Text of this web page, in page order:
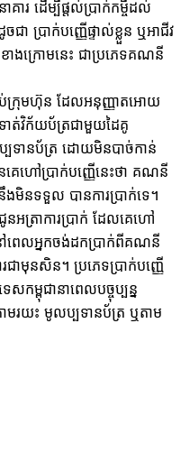
ារ ដើម្បីផ្តល់ប្រាក់កម្ចីដល់
ជា ប្រាក់បញ្ញើផ្ទាល់ខ្លួន ឬអាជីវ
ខាងក្រោមនេះ ជាប្រភេទគណនី
ក្រុមហ៊ុន ដែលអនុញ្ញាតអោយ
ទាត់វិក័យប័ត្រជាមួយដៃគូ
ទានប័ត្រ ដោយមិនបាច់កាន់
គេហៅប្រាក់បញ្ញើនេះថា គណនី
ងមិនទទួល បានការប្រាក់ទេ។
នអត្រាការប្រាក់ ដែលគេហៅ
ពេលអ្នកចង់ដកប្រាក់ពីគណនី
ជាមុនសិន។ ប្រភេទប្រាក់បញ្ញើ
សកម្ពុជានាពេលបច្ចុប្បន្ន
តាមរយះ មូលប្បទានប័ត្រ ឬតាម